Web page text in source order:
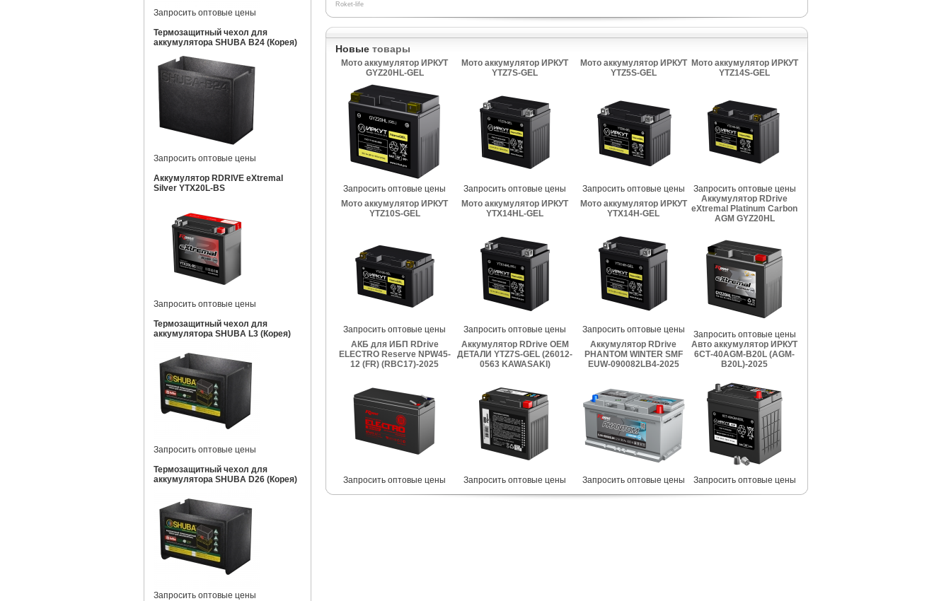
Запросить оптовые цены
Термозащитный чехол для
аккумулятора SHUBA B24 (Корея)
Запросить оптовые цены
Аккумулятор RDRIVE eXtremal
Silver YTX20L-BS
Запросить оптовые цены
Термозащитный чехол для
аккумулятора SHUBA L3 (Корея)
Запросить оптовые цены
Термозащитный чехол для
аккумулятора SHUBA D26 (Корея)
Запросить оптовые цены
Roket-life
Новые товары
Мото аккумулятор ИРКУТ
GYZ20HL-GEL
Запросить оптовые цены
Мото аккумулятор ИРКУТ
YTZ7S-GEL
Запросить оптовые цены
Мото аккумулятор ИРКУТ
YTZ5S-GEL
Запросить оптовые цены
Мото аккумулятор ИРКУТ
YTZ14S-GEL
Запросить оптовые цены
Мото аккумулятор ИРКУТ
YTZ10S-GEL
Запросить оптовые цены
Мото аккумулятор ИРКУТ
YTX14HL-GEL
Запросить оптовые цены
Мото аккумулятор ИРКУТ
YTX14H-GEL
Запросить оптовые цены
Аккумулятор RDrive
eXtremal Platinum Carbon
AGM GYZ20HL
Запросить оптовые цены
АКБ для ИБП RDrive
ELECTRO Reserve NPW45-
12 (FR) (RBC17)-2025
Запросить оптовые цены
Аккумулятор RDrive OEM
ДЕТАЛИ YTZ7S-GEL (26012-
0563 KAWASAKI)
Запросить оптовые цены
Аккумулятор RDrive
PHANTOM WINTER SMF
EUW-090082LB4-2025
Запросить оптовые цены
Авто аккумулятор ИРКУТ
6СТ-40AGM-B20L (AGM-
B20L)-2025
Запросить оптовые цены